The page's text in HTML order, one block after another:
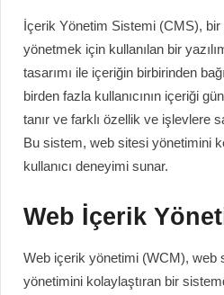
İçerik Yönetim Sistemi (CMS),
yönetmek için kullanılan bir
tasarımı ile içeriğin birbirinden
birden fazla kullanıcının içeriği
tanır ve farklı özellik ve işlevlere
Bu sistem, web sitesi yönetimini
kullanıcı deneyimi sunar.
Web İçerik
Web içerik yönetimi (WCM), web
yönetimini kolaylaştıran bir